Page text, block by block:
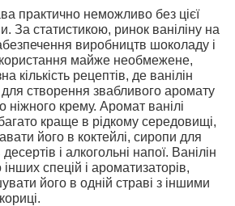
практично неможливо без цієї
За статистикою, ринок ваніліну на
виробництв шоколаду і
майже необмежене,
кількість рецептів, де ванілін
створення звабливого аромату
ніжного крему. Аромат ванілі
краще в рідкому середовищі,
його в коктейлі, сиропи для
і алкогольні напої. Ванілін
спецій і ароматизаторів,
його в одній страві з іншими